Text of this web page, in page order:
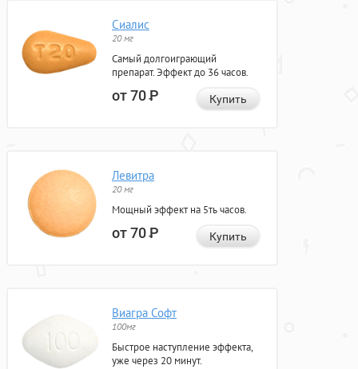
Сиалис
20 мг
Самый долгоиграющий
препарат. Эффект до 36 часов.
от 70Р Купить
Левитра
20 мг
Мощный эффект на 5ть часов.
от 70Р Купить
Виагра Софт
100мг
Быстрое наступление эффекта,
уже через 20 минут.